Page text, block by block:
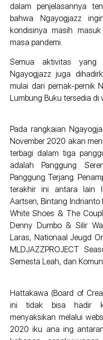
dalam penjelasannya
bahwa Ngayogjazz
kondisinya masih
masa pandemi.
Semua aktivitas
Ngayogjazz juga
mulai dari pernak-pernik
Lumbung Buku tersedia di
Pada rangkaian
November 2020 akan
terbagi dalam tiga
adalah Panggung
Panggung Terjang.
terakhir ini antara lain
Aartsen, Bintang Indrianto
White Shoes & The
Denny Dumbo & Silir
Laras, Nationaal Jeugd
MLDJAZZPROJECT
Semesta Leah, dan
Hattakawa (Board of
ini tidak bisa hadir
menyaksikan melalui
2020 iku ana ing